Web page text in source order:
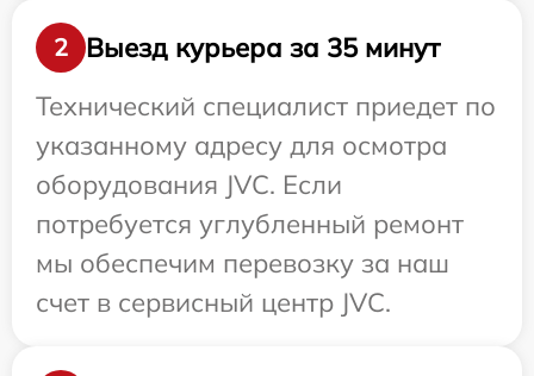
2
Выезд курьера за 35 минут
Технический специалист приедет по
указанному адресу для осмотра
оборудования JVC. Если
потребуется углубленный ремонт
мы обеспечим перевозку за наш
счет в сервисный центр JVC.